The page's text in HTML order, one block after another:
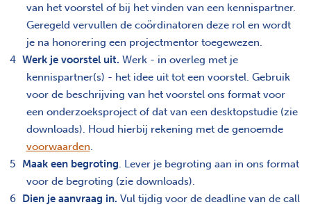
van het voorstel of bij het vinden van een kennispartner.
Geregeld vervullen de coördinatoren deze rol en wordt
je na honorering een projectmentor toegewezen.
Werk je voorstel uit. Werk - in overleg met je
kennispartner(s) - het idee uit tot een voorstel. Gebruik
voor de beschrijving van het voorstel ons format voor
een onderzoeksproject of dat van een desktopstudie (zie
downloads). Houd hierbij rekening met de genoemde
voorwaarden.
Maak een begroting. Lever je begroting aan in ons format
voor de begroting (zie downloads).
Dien je aanvraag in. Vul tijdig voor de deadline van de call